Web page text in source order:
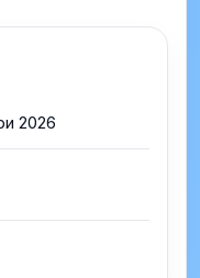
2026